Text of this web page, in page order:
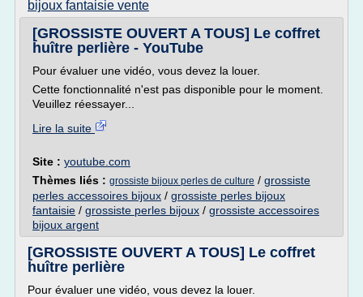
bijoux fantaisie vente
[GROSSISTE OUVERT A TOUS] Le coffret
huître perlière - YouTube
Pour évaluer une vidéo, vous devez la louer.
Cette fonctionnalité n'est pas disponible pour le moment.
Veuillez réessayer...
Lire la suite
Site : youtube.com
Thèmes liés : grossiste bijoux perles de culture / grossiste
perles accessoires bijoux / grossiste perles bijoux
fantaisie / grossiste perles bijoux / grossiste accessoires
bijoux argent
[GROSSISTE OUVERT A TOUS] Le coffret
huître perlière
Pour évaluer une vidéo, vous devez la louer.